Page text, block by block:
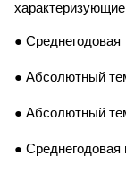
● Среднегодовая
● Абсолютный
● Абсолютный
● Среднегодовая